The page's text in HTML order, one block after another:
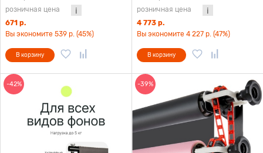
розничная цена
671 р.
Вы экономите 539 р. (45%)
В корзину
розничная цена
4 773 р.
Вы экономите 4 227 р. (47%)
В корзину
-42% -39%